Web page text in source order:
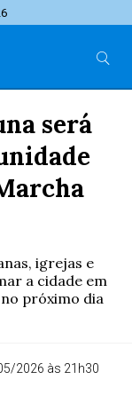
será
igrejas e
a cidade em
próximo dia
2026 às 21h30